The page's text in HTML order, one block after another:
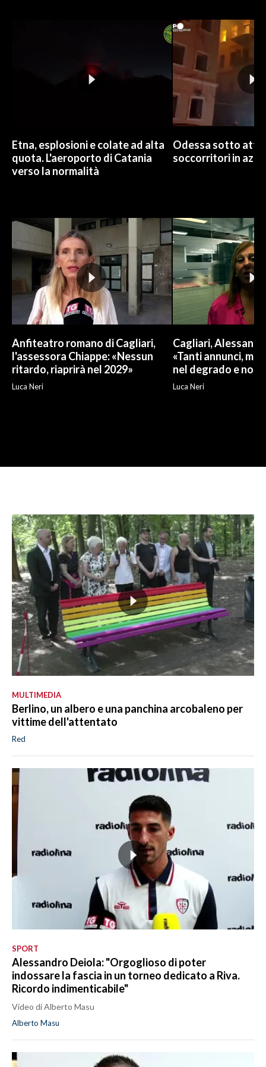
Etna, esplosioni e colate ad alta
quota. L'aeroporto di Catania
verso la normalità
Odessa sotto
soccorritori in
Anfiteatro romano di Cagliari,
l'assessora Chiappe: «Nessun
ritardo, riaprirà nel 2029»
Luca Neri
Cagliari,
«Tanti annunci,
nel degrado e non
Luca Neri
MULTIMEDIA
Berlino, un albero e una panchina arcobaleno per
vittime dell'attentato
Red
SPORT
Alessandro Deiola: "Orgoglioso di poter
indossare la fascia in un torneo dedicato a Riva.
Ricordo indimenticabile"
Video di Alberto Masu
Alberto Masu